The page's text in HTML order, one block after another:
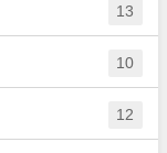
13
10
12